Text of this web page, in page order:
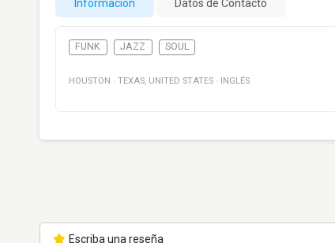
Información Datos de Contacto
FUNK JAZZ SOUL
HOUSTON · TEXAS, UNITED STATES · INGLÉS
Escriba una reseña